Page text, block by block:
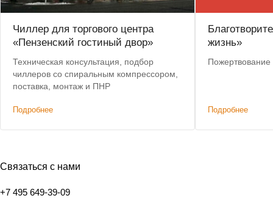
Чиллер для торгового центра
«Пензенский гостиный двор»
Техническая консультация, подбор
чиллеров со спиральным компрессором,
поставка, монтаж и ПНР
Подробнее
жизнь»
Подробнее
Связаться с нами
+7 495 649-39-09